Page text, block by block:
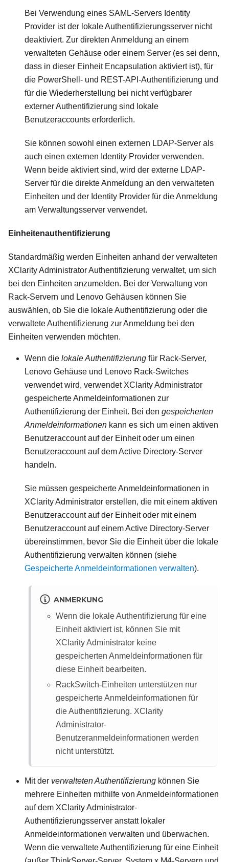
Bei Verwendung eines SAML-Servers Identity
Provider ist der lokale Authentifizierungsserver nicht
deaktiviert. Zur direkten Anmeldung an einem
verwalteten Gehäuse oder einem Server (es sei denn,
dass in dieser Einheit Encapsulation aktiviert ist), für
die PowerShell- und REST-API-Authentifizierung und
für die Wiederherstellung bei nicht verfügbarer
externer Authentifizierung sind lokale
Benutzeraccounts erforderlich.
Sie können sowohl einen externen LDAP-Server als
auch einen externen Identity Provider verwenden.
Wenn beide aktiviert sind, wird der externe LDAP-
Server für die direkte Anmeldung an den verwalteten
Einheiten und der Identity Provider für die Anmeldung
am Verwaltungsserver verwendet.
Einheitenauthentifizierung
Standardmäßig werden Einheiten anhand der verwalteten
XClarity AdministratorAuthentifizierung verwaltet, um sich
bei den Einheiten anzumelden. Bei der Verwaltung von
Rack-Servern und Lenovo Gehäusen können Sie
auswählen, ob Sie die lokale Authentifizierung oder die
verwaltete Authentifizierung zur Anmeldung bei den
Einheiten verwenden möchten.
Wenn die lokale Authentifizierung für Rack-Server,
Lenovo Gehäuse und Lenovo Rack-Switches
verwendet wird, verwendet XClarity Administrator
gespeicherte Anmeldeinformationen zur
Authentifizierung der Einheit. Bei den gespeicherten
Anmeldeinformationen kann es sich um einen aktiven
Benutzeraccount auf der Einheit oder um einen
Benutzeraccount auf dem Active Directory-Server
handeln.
Sie müssen gespeicherte Anmeldeinformationen in
XClarity Administrator erstellen, die mit einem aktiven
Benutzeraccount auf der Einheit oder mit einem
Benutzeraccount auf einem Active Directory-Server
übereinstimmen, bevor Sie die Einheit über die lokale
Authentifizierung verwalten können (siehe
Gespeicherte Anmeldeinformationen verwalten).
ANMERKUNG
Wenn die lokale Authentifizierung für eine
Einheit aktiviert ist, können Sie mit
XClarity Administrator keine
gespeicherten Anmeldeinformationen für
diese Einheit bearbeiten.
RackSwitch-Einheiten unterstützen nur
gespeicherte Anmeldeinformationen für
die Authentifizierung. XClarity
Administrator-
Benutzeranmeldeinformationen werden
nicht unterstützt.
Mit der verwalteten Authentifizierung können Sie
mehrere Einheiten mithilfe von Anmeldeinformationen
auf dem XClarity Administrator-
Authentifizierungsserver anstatt lokaler
Anmeldeinformationen verwalten und überwachen.
Wenn die verwaltete Authentifizierung für eine Einheit